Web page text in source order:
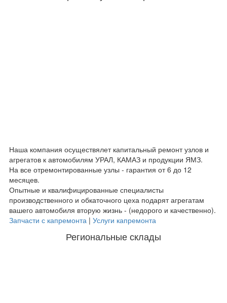
Наша компания осуществялет капитальный ремонт узлов и
агрегатов к автомобилям УРАЛ, КАМАЗ и продукции ЯМЗ.
На все отремонтированные узлы - гарантия от 6 до 12
месяцев.
Опытные и квалифицированные специалисты
производственного и обкаточного цеха подарят агрегатам
вашего автомобиля вторую жизнь - (недорого и качественно).
Запчасти с капремонта | Услуги капремонта
Региональные склады